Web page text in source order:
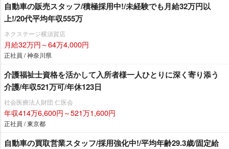
自動車の販売スタッフ/積極採用中!/未経験でも月給32万円以
上!/20代平均年収555万
ネクステージ横須賀店
月給32万円～64万4,000円
正社員 / 神奈川県
介護福祉士資格を活かして入所者様一人ひとりに深く寄り添う
介護/年収521万可/年休123日
社会医療法人財団 仁医会
年収414万6,600円～521万1,600円
正社員 / 東京都
自動車の買取営業スタッフ/採用強化中!/平均年齢29.3歳/固定給